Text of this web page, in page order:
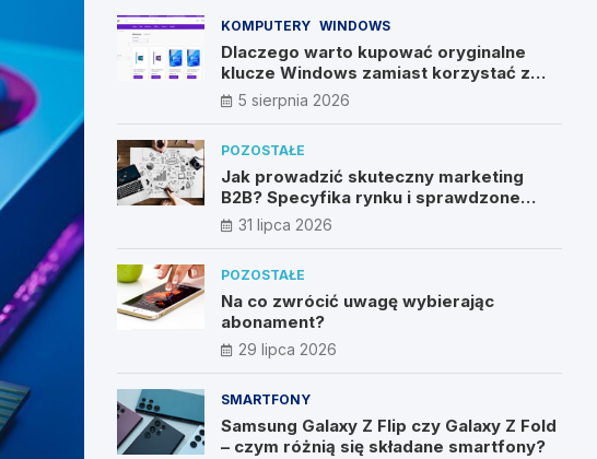
KOMPUTERY WINDOWS
Dlaczego warto kupować oryginalne
klucze Windows zamiast korzystać z
nieautoryzowanych źródeł?
5 sierpnia 2026
POZOSTAŁE
Jak prowadzić skuteczny marketing
B2B? Specyfika rynku i sprawdzone
metody
31 lipca 2026
POZOSTAŁE
Na co zwrócić uwagę wybierając
abonament?
29 lipca 2026
SMARTFONY
Samsung Galaxy Z Flip czy Galaxy Z Fold
– czym różnią się składane smartfony?